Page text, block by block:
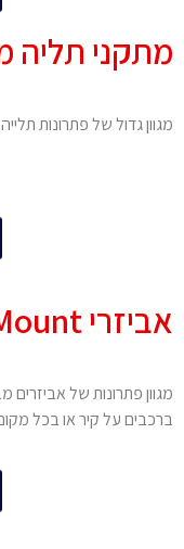
מתקני תליה
מגוון גדול של פתרונות
אביזרי Ram Mount
ברכבים על קיר או בכל